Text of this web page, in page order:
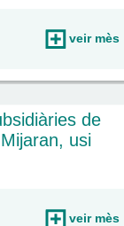
veir mès
de
usi
veir mès